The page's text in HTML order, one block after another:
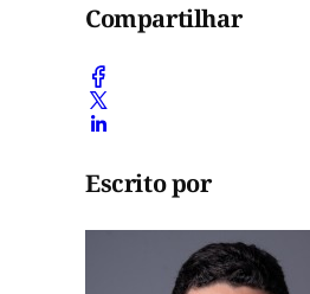
Compartilhar
Escrito por